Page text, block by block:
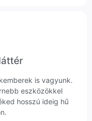
is vagyunk.
eszközökkel
hosszú ideig hű